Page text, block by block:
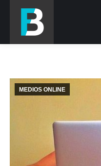
MEDIOS ONLINE